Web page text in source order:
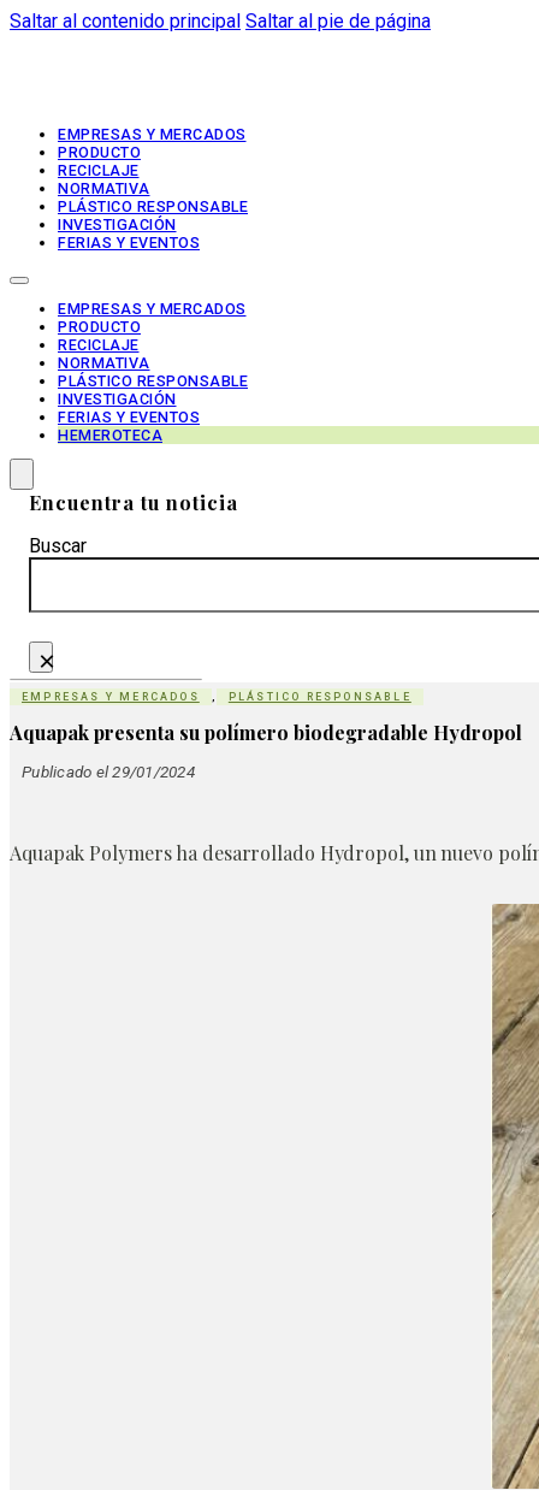
Saltar al contenido principal Saltar al pie de página
EMPRESAS Y MERCADOS
PRODUCTO
RECICLAJE
NORMATIVA
PLÁSTICO RESPONSABLE
INVESTIGACIÓN
FERIAS Y EVENTOS
EMPRESAS Y MERCADOS
PRODUCTO
RECICLAJE
NORMATIVA
PLÁSTICO RESPONSABLE
INVESTIGACIÓN
FERIAS Y EVENTOS
HEMEROTECA
Encuentra tu noticia
Buscar
×
EMPRESAS Y MERCADOS , PLÁSTICO RESPONSABLE
Aquapak presenta su polímero biodegradable Hydropol
Publicado el 29/01/2024
Aquapak Polymers ha desarrollado Hydropol, un nuevo